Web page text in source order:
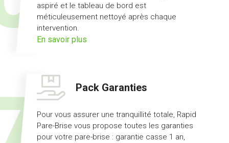
aspiré et le tableau de bord est
méticuleusement nettoyé après chaque
intervention.
En savoir plus
courtoisie
Pack Garanties
Pour vous assurer une tranquillité totale, Rapid
Pare-Brise vous propose toutes les garanties
pour votre pare-brise : garantie casse 1 an,